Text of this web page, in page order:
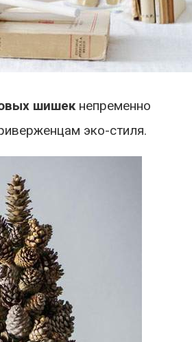
шишекнепременно
эко-стиля.